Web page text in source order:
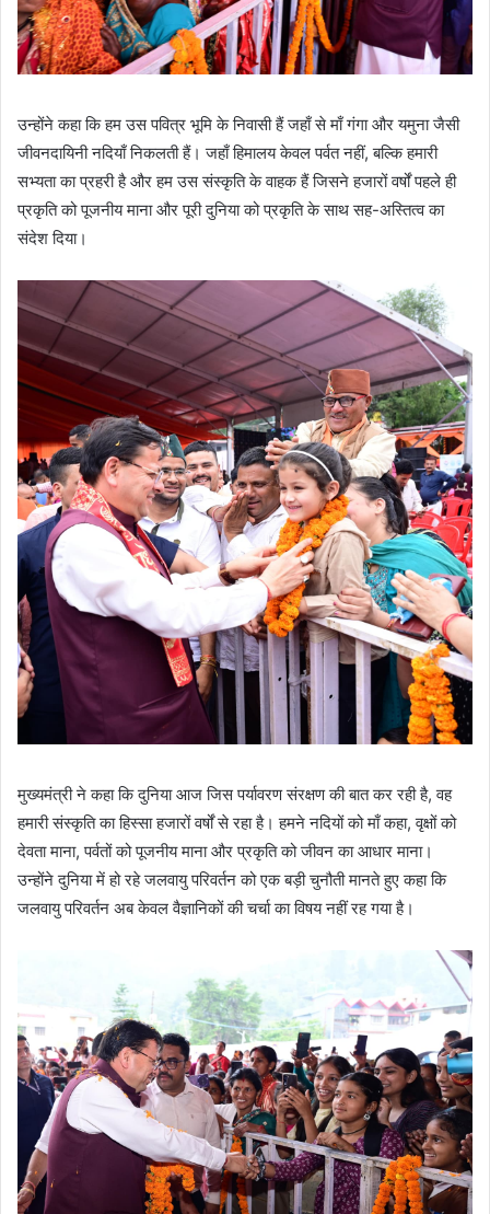
उन्होंने कहा कि हम उस पवित्र भूमि के निवासी हैं जहाँ से माँ गंगा और यमुना जैसी
जीवनदायिनी नदियाँ निकलती हैं। जहाँ हिमालय केवल पर्वत नहीं, बल्कि हमारी
सभ्यता का प्रहरी है और हम उस संस्कृति के वाहक हैं जिसने हजारों वर्षों पहले ही
प्रकृति को पूजनीय माना और पूरी दुनिया को प्रकृति के साथ सह-अस्तित्व का
संदेश दिया।
मुख्यमंत्री ने कहा कि दुनिया आज जिस पर्यावरण संरक्षण की बात कर रही है, वह
हमारी संस्कृति का हिस्सा हजारों वर्षों से रहा है। हमने नदियों को माँ कहा, वृक्षों को
देवता माना, पर्वतों को पूजनीय माना और प्रकृति को जीवन का आधार माना।
उन्होंने दुनिया में हो रहे जलवायु परिवर्तन को एक बड़ी चुनौती मानते हुए कहा कि
जलवायु परिवर्तन अब केवल वैज्ञानिकों की चर्चा का विषय नहीं रह गया है।